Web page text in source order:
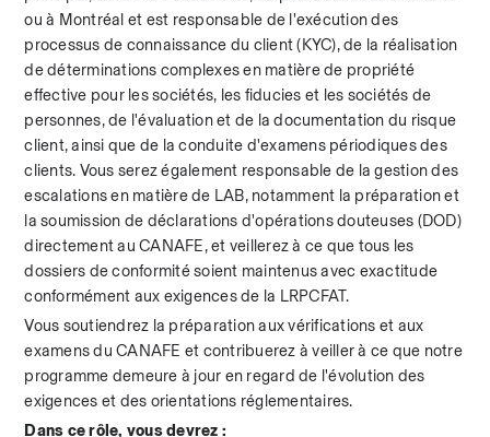
ou à Montréal et est responsable de l'exécution des
processus de connaissance du client (KYC), de la réalisation
de déterminations complexes en matière de propriété
effective pour les sociétés, les fiducies et les sociétés de
personnes, de l'évaluation et de la documentation du risque
client, ainsi que de la conduite d'examens périodiques des
clients. Vous serez également responsable de la gestion des
escalations en matière de LAB, notamment la préparation et
la soumission de déclarations d'opérations douteuses (DOD)
directement au CANAFE, et veillerez à ce que tous les
dossiers de conformité soient maintenus avec exactitude
conformément aux exigences de la LRPCFAT.
Vous soutiendrez la préparation aux vérifications et aux
examens du CANAFE et contribuerez à veiller à ce que notre
programme demeure à jour en regard de l'évolution des
exigences et des orientations réglementaires.
Dans ce rôle, vous devrez :